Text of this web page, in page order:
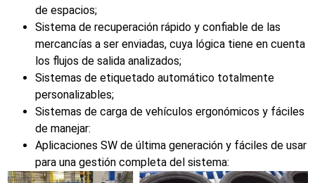
de espacios;
Sistema de recuperación rápido y confiable de las
mercancías a ser enviadas, cuya lógica tiene en cuenta
los flujos de salida analizados;
Sistemas de etiquetado automático totalmente
personalizables;
Sistemas de carga de vehículos ergonómicos y fáciles
de manejar:
Aplicaciones SW de última generación y fáciles de usar
para una gestión completa del sistema: